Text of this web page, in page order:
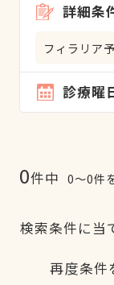
詳細条
フィラリア
診療曜
0件中 0〜0件
検索条件に当
再度条件